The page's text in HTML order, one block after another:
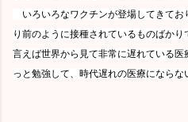
いろいろなワクチンが登場してきてお
り前のように接種されているものばか
言えば世界から見て非常に遅れている
っと勉強して、時代遅れの医療にならな